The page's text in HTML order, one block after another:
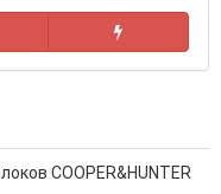
COOPER&HUNTER